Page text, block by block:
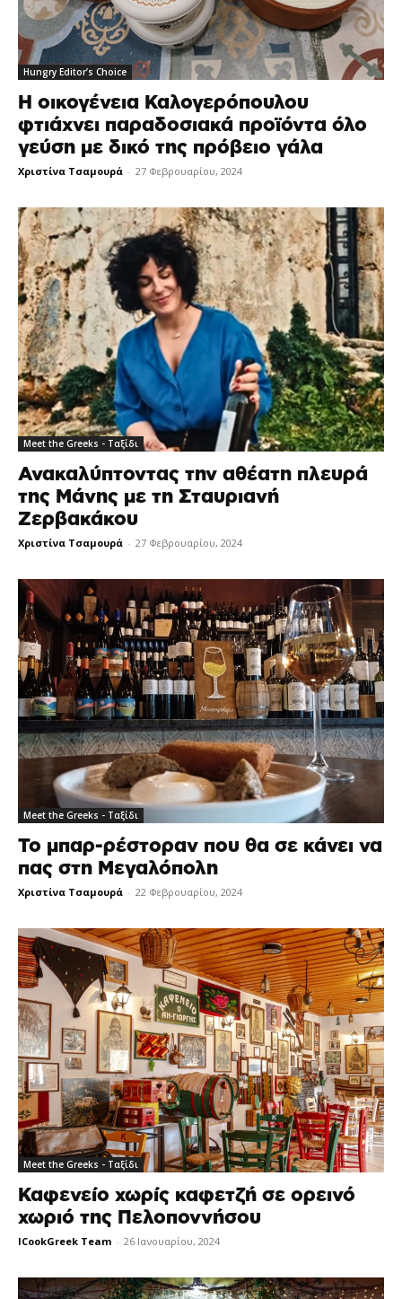
Hungry Editor’s Choice
H οικογένεια Καλογερόπουλου
φτιάχνει παραδοσιακά προϊόντα όλο
γεύση με δικό της πρόβειο γάλα
Χριστίνα Τσαμουρά - 27 Φεβρουαρίου, 2024
Meet the Greeks - Ταξίδι
Ανακαλύπτοντας την αθέατη πλευρά
της Μάνης με τη Σταυριανή
Ζερβακάκου
Χριστίνα Τσαμουρά - 27 Φεβρουαρίου, 2024
Meet the Greeks - Ταξίδι
Το μπαρ-ρέστοραν που θα σε κάνει να
πας στη Μεγαλόπολη
Χριστίνα Τσαμουρά - 22 Φεβρουαρίου, 2024
Meet the Greeks - Ταξίδι
Καφενείο χωρίς καφετζή σε ορεινό
χωριό της Πελοποννήσου
ICookGreek Team - 26 Ιανουαρίου, 2024